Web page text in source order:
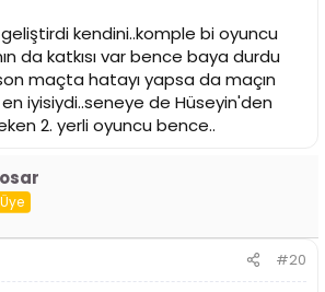
kendini..komple bi oyuncu
da katkısı var bence baya durdu
maçta hatayı yapsa da maçın
iyisiydi..seneye de Hüseyin'den
2. yerli oyuncu bence..
#20